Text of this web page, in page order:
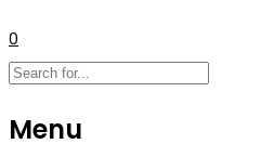
0
Menu